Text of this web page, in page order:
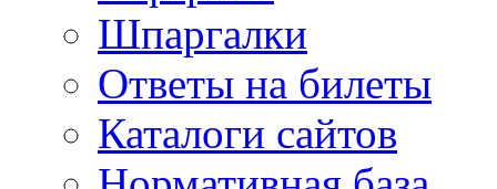
Шпаргалки
Ответы на билеты
Каталоги сайтов